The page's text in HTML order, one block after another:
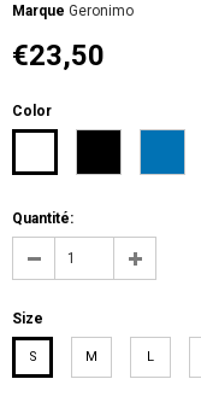
Мarque Geronimo
€23,50
Color
Quantité:
Size
S M L